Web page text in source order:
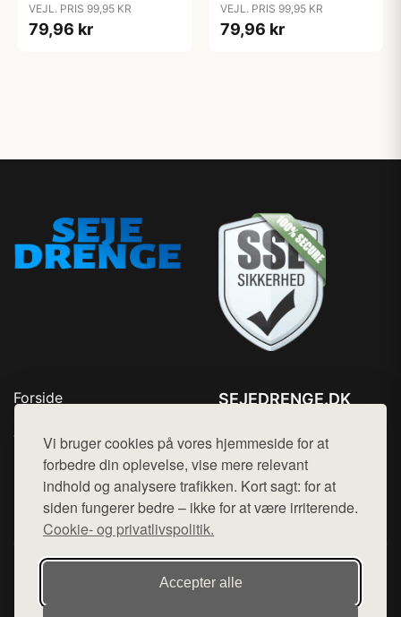
Vi bruger cookies på vores hjemmeside for at
forbedre din oplevelse, vise mere relevant
indhold og analysere trafikken. Kort sagt: for at
siden fungerer bedre – ikke for at være irriterende.
Cookie- og privatlivspolitik.
Accepter alle
Studio - Baby Pink/Coral
Mix
VEJL. PRIS 99,95 KR
79,96 kr
Studio - Blush Mix
VEJL. PRIS 99,95 KR
79,96 kr
Forside
Top Rabatter
Kontakt
SEJEDRENGE.DK
Mail: hej@want.dk
Cookie- og privatlivspolitik
Denne side er en del af want.dk, der udgiver en række
hjemmesider med præsentation af forskellige produkter fra